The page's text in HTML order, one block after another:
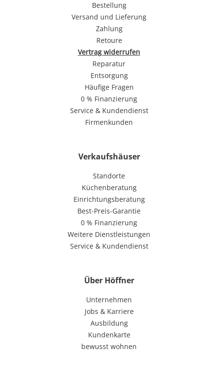
Bestellung
Versand und Lieferung
Zahlung
Retoure
Vertrag widerrufen
Reparatur
Entsorgung
Häufige Fragen
0 % Finanzierung
Service & Kundendienst
Firmenkunden
Verkaufshäuser
Standorte
Küchenberatung
Einrichtungsberatung
Best-Preis-Garantie
0 % Finanzierung
Weitere Dienstleistungen
Service & Kundendienst
Über Höffner
Unternehmen
Jobs & Karriere
Ausbildung
Kundenkarte
bewusst wohnen